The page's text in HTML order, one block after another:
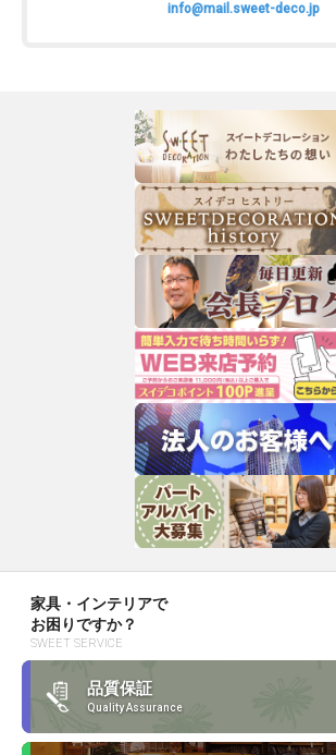
info@mail.sweet-deco.jp
家具・インテリアで
お困りですか？
SWEET SERVICE
品質保証
Quality Assurance